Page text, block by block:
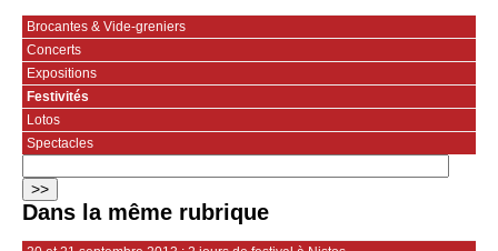
Brocantes & Vide-greniers
Concerts
Expositions
Festivités
Lotos
Spectacles
Dans la même rubrique